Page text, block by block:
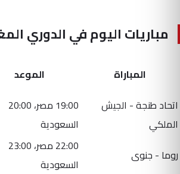
مباريات اليوم في الدوري
المباراة الموعد
اتحاد طنجة - الجيش
الملكي
19:00 مصر، 20:00
السعودية
روما - جنوى
22:00 مصر، 23:00
السعودية